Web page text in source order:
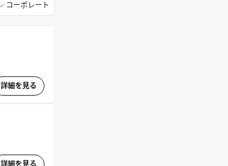
コーポレート
詳細を見る
詳細を見る